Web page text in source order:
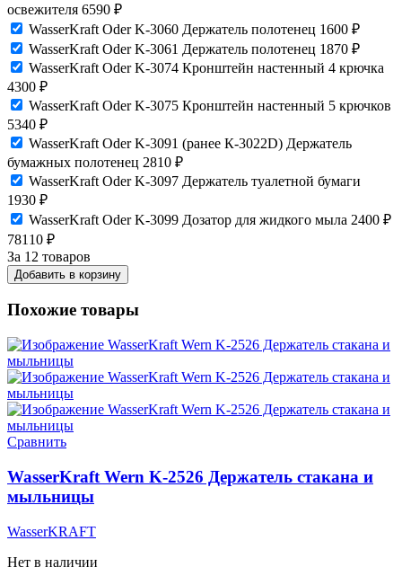
освежителя 6590 ₽
WasserKraft Oder K-3060 Держатель полотенец 1600 ₽
WasserKraft Oder K-3061 Держатель полотенец 1870 ₽
WasserKraft Oder K-3074 Кронштейн настенный 4 крючка
4300 ₽
WasserKraft Oder K-3075 Кронштейн настенный 5 крючков
5340 ₽
WasserKraft Oder K-3091 (ранее К-3022D) Держатель
бумажных полотенец 2810 ₽
WasserKraft Oder K-3097 Держатель туалетной бумаги
1930 ₽
WasserKraft Oder K-3099 Дозатор для жидкого мыла 2400 ₽
78110 ₽
За 12 товаров
Добавить в корзину
Похожие товары
Сравнить
WasserKraft Wern K-2526 Держатель стакана и
мыльницы
WasserKRAFT
Нет в наличии